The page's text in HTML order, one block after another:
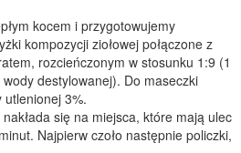
kocem i przygotowujemy
kompozycji ziołowej połączone z
rozcieńczonym w stosunku 1:9 (1
destylowanej). Do maseczki
utlenionej 3%.
się na miejsca, które mają ulec
Najpierw czoło następnie policzki,